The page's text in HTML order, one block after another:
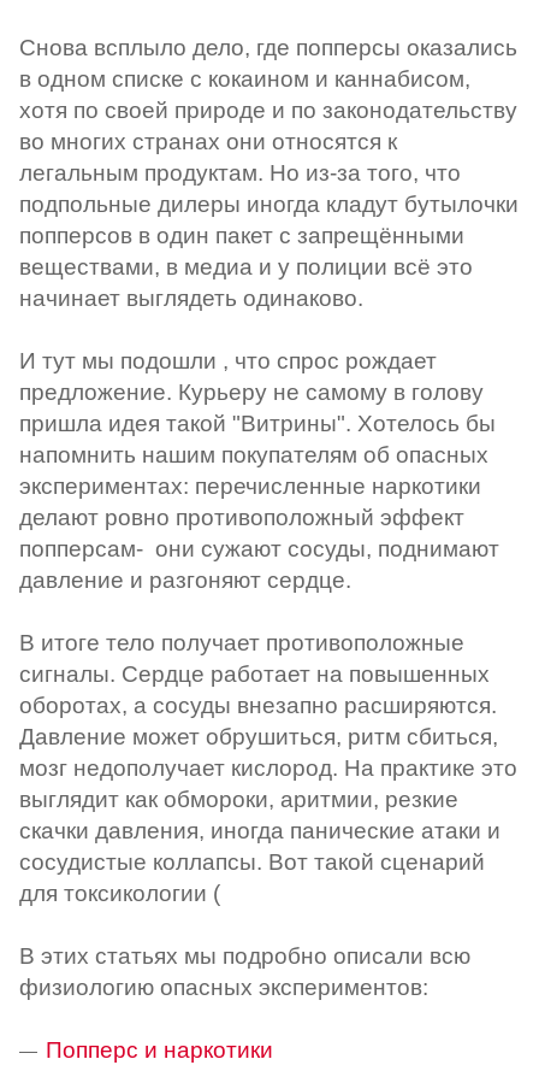
Снова всплыло дело, где попперсы оказались
в одном списке с кокаином и каннабисом,
хотя по своей природе и по законодательству
во многих странах они относятся к
легальным продуктам. Но из-за того, что
подпольные дилеры иногда кладут бутылочки
попперсов в один пакет с запрещёнными
веществами, в медиа и у полиции всё это
начинает выглядеть одинаково.
И тут мы подошли , что спрос рождает
предложение. Курьеру не самому в голову
пришла идея такой "Витрины". Хотелось бы
напомнить нашим покупателям об опасных
экспериментах: перечисленные наркотики
делают ровно противоположный эффект
попперсам- они сужают сосуды, поднимают
давление и разгоняют сердце.
В итоге тело получает противоположные
сигналы. Сердце работает на повышенных
оборотах, а сосуды внезапно расширяются.
Давление может обрушиться, ритм сбиться,
мозг недополучает кислород. На практике это
выглядит как обмороки, аритмии, резкие
скачки давления, иногда панические атаки и
сосудистые коллапсы. Вот такой сценарий
для токсикологии (
В этих статьях мы подробно описали всю
физиологию опасных экспериментов:
Попперс и наркотики